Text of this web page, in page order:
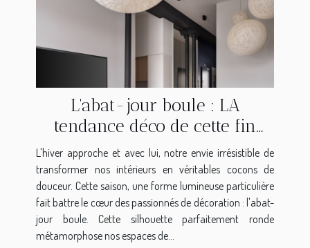
L'abat-jour boule : LA
tendance déco de cette fin
2025
L'hiver approche et avec lui, notre envie irrésistible de
transformer nos intérieurs en véritables cocons de
douceur. Cette saison, une forme lumineuse particulière
fait battre le cœur des passionnés de décoration : l'abat-
jour boule. Cette silhouette parfaitement ronde
métamorphose nos espaces de...